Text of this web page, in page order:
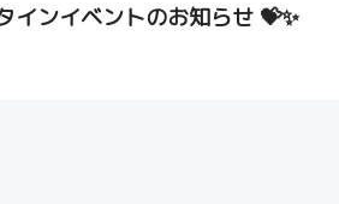
インイベントのお知らせ 💝✨